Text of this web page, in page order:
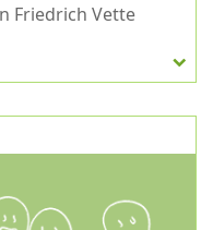
Friedrich Vette